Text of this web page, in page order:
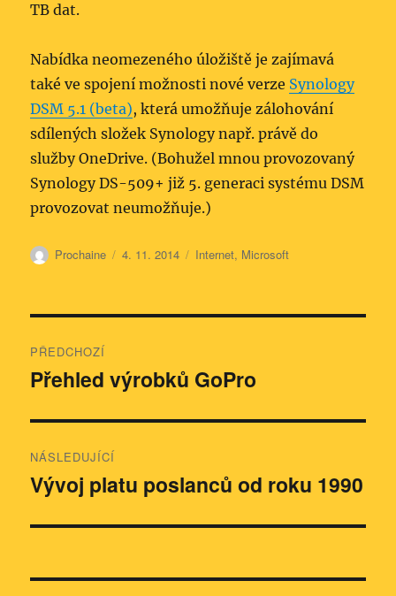
TB dat.
Nabídka neomezeného úložiště je zajímavá
také ve spojení možnosti nové verze Synology
DSM 5.1 (beta), která umožňuje zálohování
sdílených složek Synology např. právě do
služby OneDrive. (Bohužel mnou provozovaný
Synology DS-509+ již 5. generaci systému DSM
provozovat neumožňuje.)
Autor:
Prochaine Publikováno:
4. 11. 2014 Rubriky:
Internet, Microsoft
pro
PŘEDCHOZÍ
Předchozí
Přehled výrobků GoPro
NÁSLEDUJÍCÍ
Následující
Vývoj platu poslanců od roku 1990